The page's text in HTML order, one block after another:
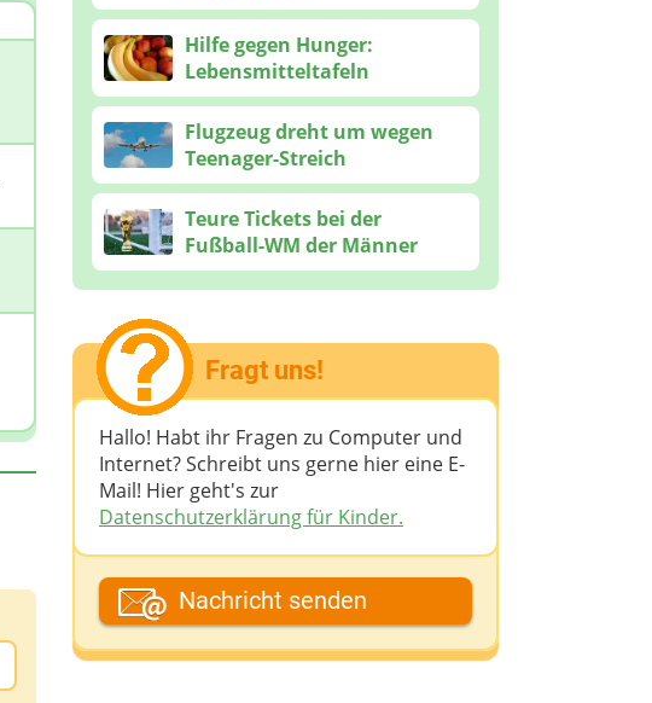
Hilfe gegen Hunger:
Lebensmitteltafeln
Flugzeug dreht um wegen
Teenager-Streich
Teure Tickets bei der
Fußball-WM der Männer
Fragt uns!
Hallo! Habt ihr Fragen zu Computer und
Internet? Schreibt uns gerne hier eine E-
Mail! Hier geht's zur
Datenschutzerklärung für Kinder.
Dein Fantasiename
Nachricht senden